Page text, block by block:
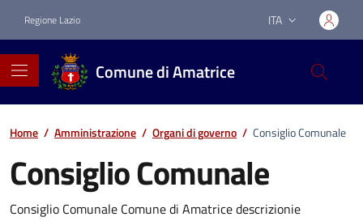
Regione Lazio Lingua attiva:
ITA
Comune di Amatrice
Home / Amministrazione / Organi di governo / Consiglio Comunale
Consiglio Comunale
Consiglio Comunale Comune di Amatrice descrizionie